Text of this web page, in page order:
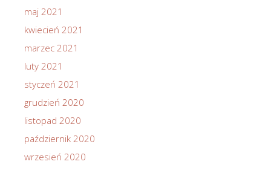
maj 2021
kwiecień 2021
marzec 2021
luty 2021
styczeń 2021
grudzień 2020
listopad 2020
październik 2020
wrzesień 2020